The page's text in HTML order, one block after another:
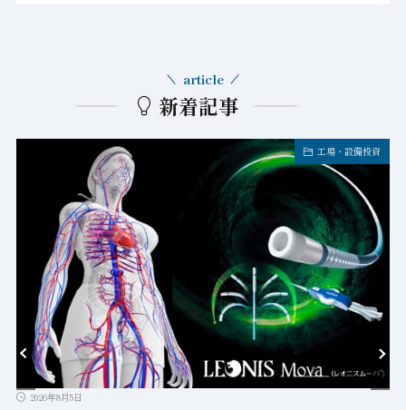
新着記事
article
工場・設備投資
2026年8月5日